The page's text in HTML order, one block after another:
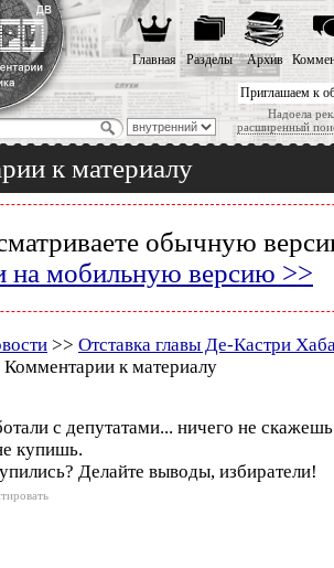
Приглашаем к
Надоела
расширенный
Главная Разделы Архив
к материалу
обычную
на мобильную версию >>
>> Отставка главы Де-Кастри
к материалу
с депутатами... ничего не
купишь.
Делайте выводы, избиратели!